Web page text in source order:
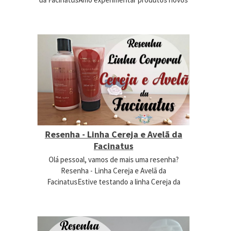
Resenha - Linha Cereja e Avelã da
Facinatus
Olá pessoal, vamos de mais uma resenha?
Resenha - Linha Cereja e Avelã da
FacinatusEstive testando a linha Cereja da